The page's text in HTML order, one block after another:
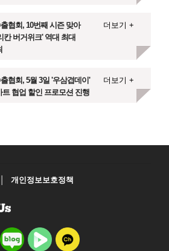
협회, 10번째 시즌 맞아
칸 버거위크' 역대 최대
더보기 +
협회, 5월 3일 '우삼겹데이'
트 협업 할인 프로모션 진행
더보기 +
개인정보보호정책